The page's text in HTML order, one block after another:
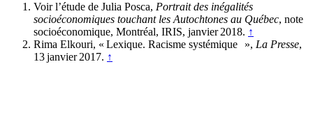
Voir l’étude de Julia Posca, Portrait des inégalités
socioéconomiques touchant les Autochtones au Québec, note
socioéconomique, Montréal, IRIS, janvier 2018. ↑
Rima Elkouri, « Lexique. Racisme systémique », La Presse,
13 janvier 2017. ↑